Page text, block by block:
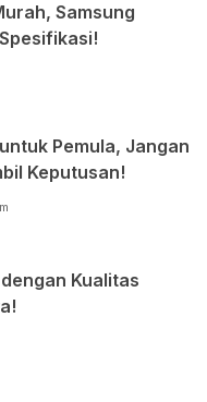
Samsung
Pemula, Jangan
Keputusan!
Kualitas